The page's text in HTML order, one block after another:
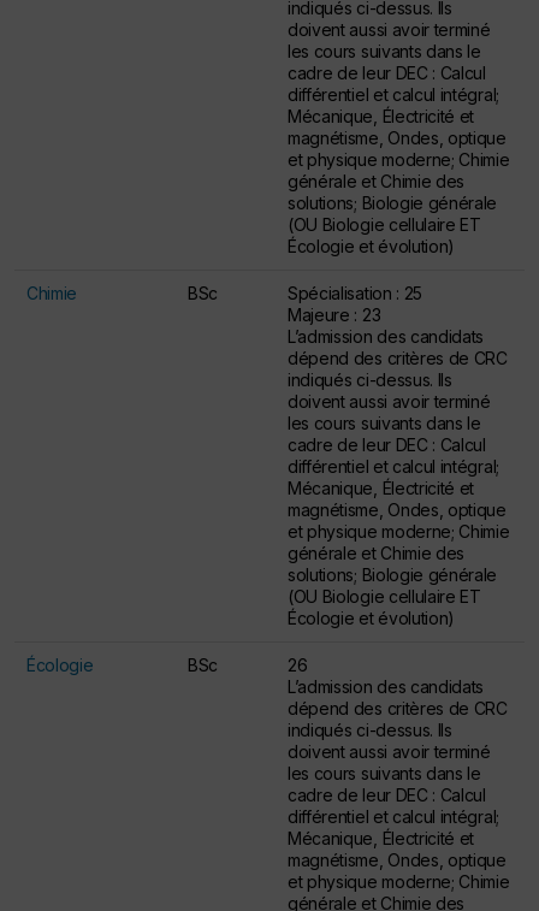
indiqués ci-dessus. Ils
doivent aussi avoir terminé
les cours suivants dans le
cadre de leur DEC : Calcul
différentiel et calcul intégral;
Mécanique, Électricité et
magnétisme, Ondes, optique
et physique moderne; Chimie
générale et Chimie des
solutions; Biologie générale
(OU Biologie cellulaire ET
Écologie et évolution)
Chimie BSc
Spécialisation : 25
Majeure : 23
L’admission des candidats
dépend des critères de CRC
indiqués ci-dessus. Ils
doivent aussi avoir terminé
les cours suivants dans le
cadre de leur DEC : Calcul
différentiel et calcul intégral;
Mécanique, Électricité et
magnétisme, Ondes, optique
et physique moderne; Chimie
générale et Chimie des
solutions; Biologie générale
(OU Biologie cellulaire ET
Écologie et évolution)
Écologie BSc
26
L’admission des candidats
dépend des critères de CRC
indiqués ci-dessus. Ils
doivent aussi avoir terminé
les cours suivants dans le
cadre de leur DEC : Calcul
différentiel et calcul intégral;
Mécanique, Électricité et
magnétisme, Ondes, optique
et physique moderne; Chimie
générale et Chimie des